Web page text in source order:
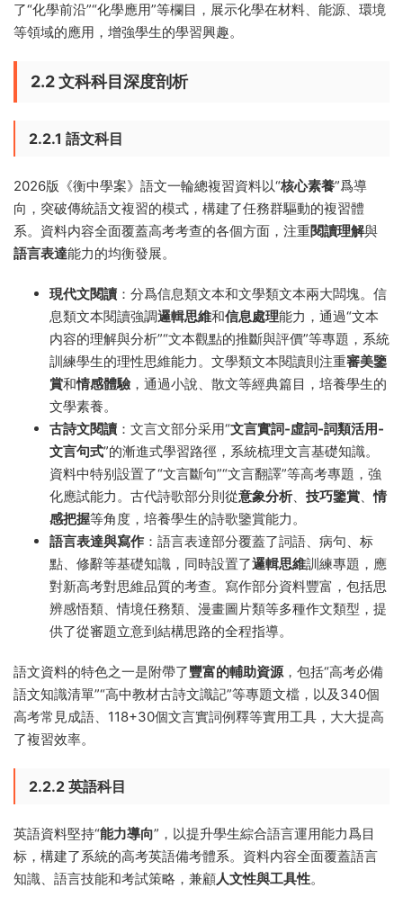
了“化學前沿”“化學應用”等欄目，展示化學在材料、能源、環境
等領域的應用，增強學生的學習興趣。
2.2 文科科目深度剖析
2.2.1 語文科目
2026版《衡中學案》語文一輪總複習資料以“核心素養”爲導
向，突破傳統語文複習的模式，構建了任務群驅動的複習體
系。資料内容全面覆蓋高考考查的各個方面，注重閱讀理解與
語言表達能力的均衡發展。
現代文閱讀 ：分爲信息類文本和文學類文本兩大闆塊。信
息類文本閱讀強調邏輯思維和信息處理能力，通過“文本
内容的理解與分析”“文本觀點的推斷與評價”等專題，系統
訓練學生的理性思維能力。文學類文本閱讀則注重審美鑒
賞和情感體驗，通過小說、散文等經典篇目，培養學生的
文學素養。
古詩文閱讀 ：文言文部分采用“文言實詞-虛詞-詞類活用-
文言句式”的漸進式學習路徑，系統梳理文言基礎知識。
資料中特别設置了“文言斷句”“文言翻譯”等高考專題，強
化應試能力。古代詩歌部分則從意象分析、 技巧鑒賞、情
感把握等角度，培養學生的詩歌鑒賞能力。
語言表達與寫作 ：語言表達部分覆蓋了詞語、病句、标
點、修辭等基礎知識，同時設置了邏輯思維訓練專題，應
對新高考對思維品質的考查。寫作部分資料豐富，包括思
辨感悟類、情境任務類、漫畫圖片類等多種作文類型，提
供了從審題立意到結構思路的全程指導。
語文資料的特色之一是附帶了豐富的輔助資源，包括“高考必備
語文知識清單”“高中教材古詩文識記”等專題文檔，以及340個
高考常見成語、118+30個文言實詞例釋等實用工具，大大提高
了複習效率。
2.2.2 英語科目
英語資料堅持“能力導向”，以提升學生綜合語言運用能力爲目
标，構建了系統的高考英語備考體系。資料内容全面覆蓋語言
知識、語言技能和考試策略，兼顧人文性與工具性。